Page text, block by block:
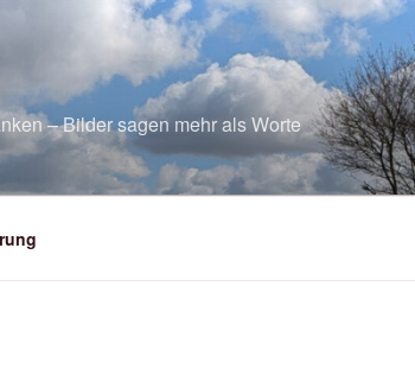
– Bilder sagen mehr als Worte